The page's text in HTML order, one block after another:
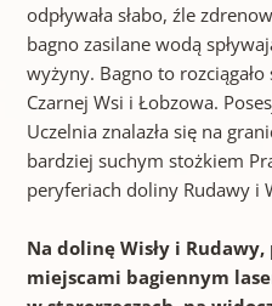
odpływała słabo, źle
bagno zasilane wodą
wyżyny. Bagno to
Czarnej Wsi i Łobzowa.
Uczelnia znalazła się na
bardziej suchym stożkiem
peryferiach doliny Rudawy i
Na dolinę Wisły i
miejscami bagiennym